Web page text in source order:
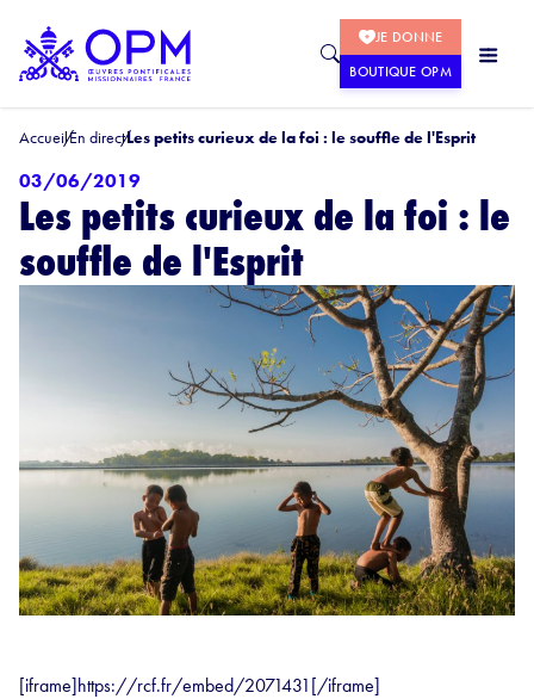
JE DONNE
BOUTIQUE OPM
AccueilEn directLes petits curieux de la foi : le souffle de l'Esprit
03/06/2019
Les petits curieux de la foi : le
souffle de l'Esprit
[iframe]https://rcf.fr/embed/2071431[/iframe]